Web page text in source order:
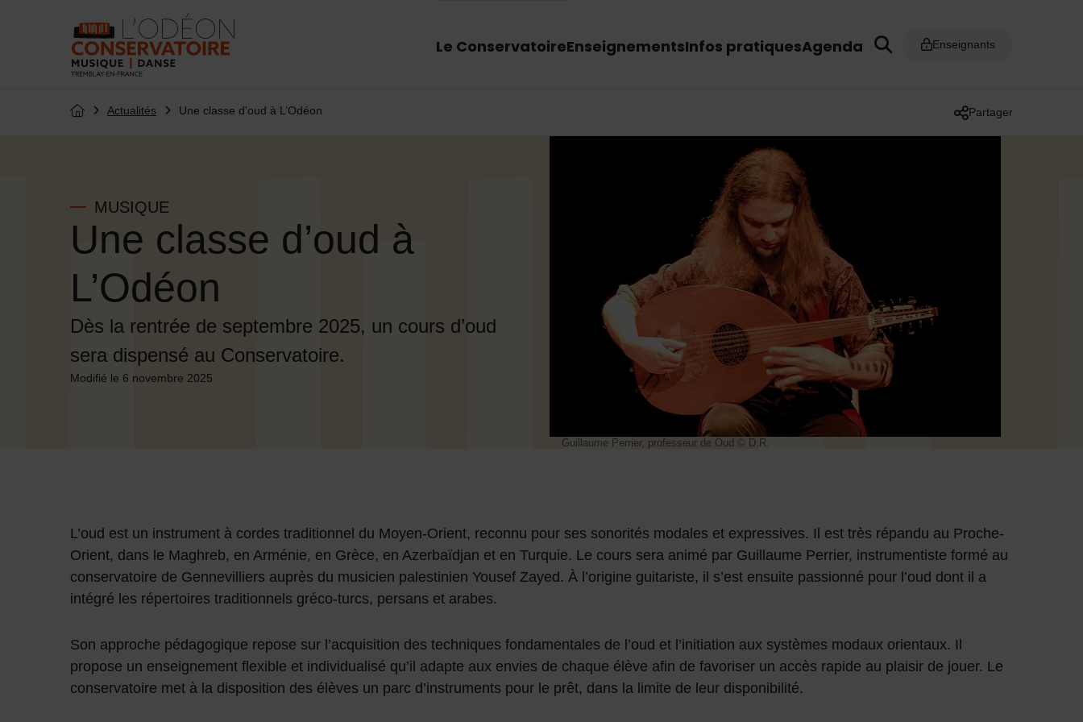
Le ConservatoireEnseignementsInfos pratiquesAgenda Enseignants
Page d'accueil du site
Actualités Une classe d’oud à L’Odéon
Liste des liens de
Partager
Une classe d’oud à
L’Odéon
Dès la rentrée de septembre 2025, un cours d’oud
sera dispensé au Conservatoire.
MUSIQUE
Modifié le 6 novembre 2025
Guillaume Perrier, professeur de Oud © D.R.
L’oud est un instrument à cordes traditionnel du Moyen-Orient, reconnu pour ses sonorités modales et expressives. Il est très répandu au Proche-
Orient, dans le Maghreb, en Arménie, en Grèce, en Azerbaïdjan et en Turquie. Le cours sera animé par Guillaume Perrier, instrumentiste formé au
conservatoire de Gennevilliers auprès du musicien palestinien Yousef Zayed. À l’origine guitariste, il s’est ensuite passionné pour l’oud dont il a
intégré les répertoires traditionnels gréco-turcs, persans et arabes.
Son approche pédagogique repose sur l’acquisition des techniques fondamentales de l’oud et l’initiation aux systèmes modaux orientaux. Il
propose un enseignement flexible et individualisé qu’il adapte aux envies de chaque élève afin de favoriser un accès rapide au plaisir de jouer. Le
conservatoire met à la disposition des élèves un parc d’instruments pour le prêt, dans la limite de leur disponibilité.